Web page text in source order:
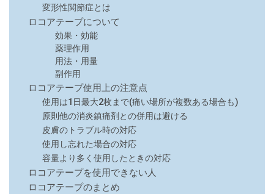
変形性関節症とは
ロコアテープについて
効果・効能
薬理作用
用法・用量
副作用
ロコアテープ使用上の注意点
使用は1日最大2枚まで(痛い場所が複数ある場合も)
原則他の消炎鎮痛剤との併用は避ける
皮膚のトラブル時の対応
使用し忘れた場合の対応
容量より多く使用したときの対応
ロコアテープを使用できない人
ロコアテープのまとめ